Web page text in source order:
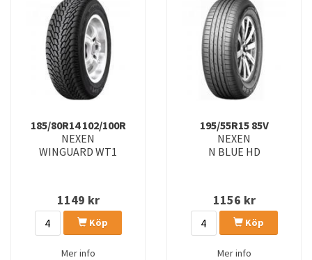
185/80R14 102/100R
NEXEN
WINGUARD WT1
1149 kr
Köp
Mer info
195/55R15 85V
NEXEN
N BLUE HD
1156 kr
Köp
Mer info